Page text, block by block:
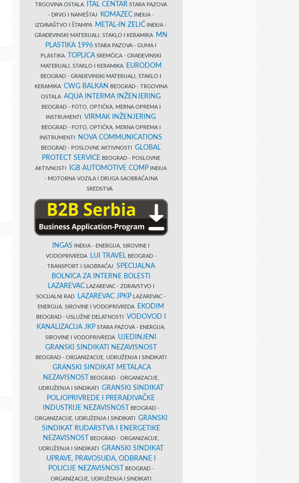
TRGOVINA OSTALA
ITAL CENTAR STARA PAZOVA
- DRVO I NAMEŠTAJ
KOMAZEC INĐIJA -
IZDAVAŠTVO I ŠTAMPA
METAL-IN ZELIĆ INĐIJA -
GRAĐEVINSKI MATERIJALI, STAKLO I KERAMIKA
MN
PLASTIKA 1996 STARA PAZOVA - GUMA I
PLASTIKA
TOPLICA SREMČICA - GRAĐEVINSKI
MATERIJALI, STAKLO I KERAMIKA
EURODOM
BEOGRAD - GRAĐEVINSKI MATERIJALI, STAKLO I
KERAMIKA CWG BALKAN
BEOGRAD - TRGOVINA
OSTALA AQUA INTERMA INŽENJERING
BEOGRAD - FOTO, OPTIČKA, MERNA OPREMA I
INSTRUMENTI VIRMAK INŽENJERING
BEOGRAD - FOTO, OPTIČKA, MERNA OPREMA I
INSTRUMENTI
NOVA COMMUNICATIONS
BEOGRAD - POSLOVNE AKTIVNOSTI GLOBAL
PROTECT SERVICE BEOGRAD - POSLOVNE
AKTIVNOSTI
IGB AUTOMOTIVE COMP INĐIJA
- MOTORNA VOZILA I DRUGA SAOBRAĆAJNA
SREDSTVA
INGAS INĐIJA - ENERGIJA, SIROVINE I
VODOPRIVREDA
LUI TRAVELBEOGRAD -
TRANSPORT I SAOBRAĆAJ SPECIJALNA
BOLNICA ZA INTERNE BOLESTI
LAZAREVACLAZAREVAC - ZDRAVSTVO I
SOCIJALNI RAD
LAZAREVAC JPKP LAZAREVAC -
ENERGIJA, SIROVINE I VODOPRIVREDA
EKODIM
BEOGRAD - USLUŽNE DELATNOSTI VODOVOD I
KANALIZACIJA JKPSTARA PAZOVA - ENERGIJA,
SIROVINE I VODOPRIVREDA UJEDINJENI
GRANSKI SINDIKATI NEZAVISNOST
BEOGRAD - ORGANIZACIJE, UDRUŽENJA I SINDIKATI
GRANSKI SINDIKAT METALACA
NEZAVISNOST
BEOGRAD - ORGANIZACIJE,
UDRUŽENJA I SINDIKATI GRANSKI SINDIKAT
POLJOPRIVREDE I PRERAĐIVAČKE
INDUSTRIJE NEZAVISNOST
BEOGRAD -
ORGANIZACIJE, UDRUŽENJA I SINDIKATI GRANSKI
SINDIKAT RUDARSTVA I ENERGETIKE
NEZAVISNOST
BEOGRAD - ORGANIZACIJE,
UDRUŽENJA I SINDIKATI GRANSKI SINDIKAT
UPRAVE, PRAVOSUĐA, ODBRANE I
POLICIJE NEZAVISNOST
BEOGRAD -
ORGANIZACIJE, UDRUŽENJA I SINDIKATI